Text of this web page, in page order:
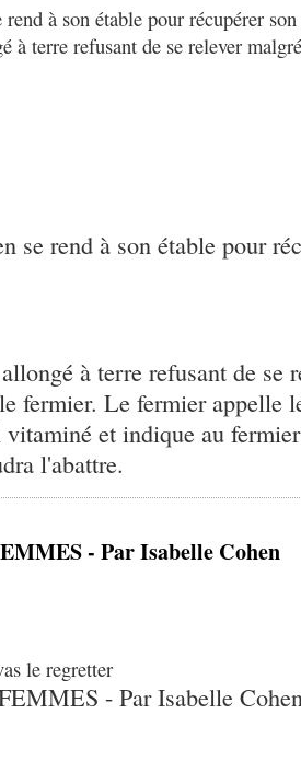
à son étable pour récupérer
à terre refusant de se relever
se rend à son étable pour
à terre refusant de se
fermier. Le fermier appelle
et indique au
l'abattre.
- Par Isabelle Cohen
le regretter
- Par Isabelle